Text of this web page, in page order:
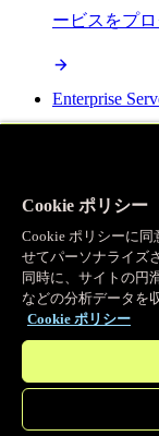
ービスをプ
Enterprise
クトと統合
AI
セマンティ
Cookie ポリシー
Cookie ポリシーに
せてパーソナライズ
同時に、サイトの円
などの分析データを
Cookie ポリシー